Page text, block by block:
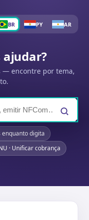
BR PY AR
ajudar?
— encontre por tema,
enquanto digita
· Unificar cobrança